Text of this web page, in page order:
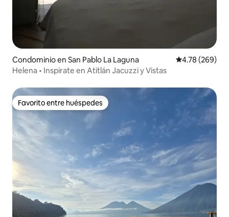
Condominio en San Pablo La Laguna Calificación
4.78 (269)
Helena • Inspírate en Atitlán Jacuzzi y Vistas
Favorito entre huéspedes
Favorito entre huéspedes